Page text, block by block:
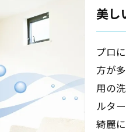
美し
プロ
方が
用の
ルタ
綺麗